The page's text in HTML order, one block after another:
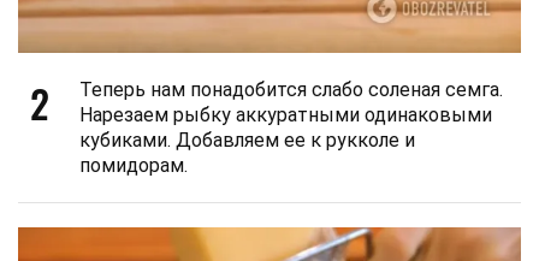
2
Теперь нам понадобится слабо соленая семга.
Нарезаем рыбку аккуратными одинаковыми
кубиками. Добавляем ее к рукколе и
помидорам.